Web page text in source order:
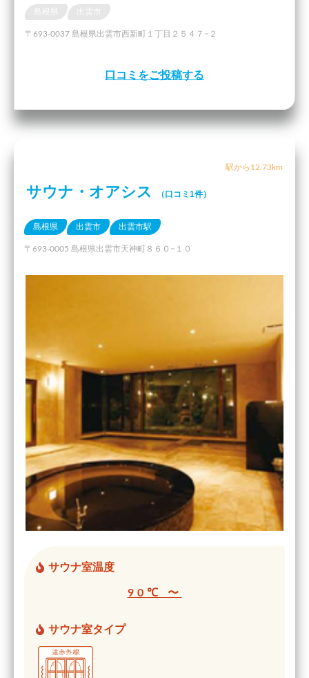
〒693-0037 島根県出雲市西新町１丁目２５４７−２
口コミをご投稿する
駅から12.73km
サウナ・オアシス （口コミ1件）
島根県 出雲市 出雲市駅
〒693-0005 島根県出雲市天神町８６０−１０
サウナ室温度
90℃ 〜
サウナ室タイプ